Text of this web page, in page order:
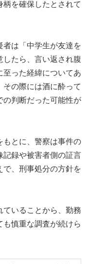
を確保したとされて
は「中学生が友達を
したら、言い返され腹
至った経緯についてあ
その際には酒に酔って
の判断だった可能性が
もとに、警察は事件の
記録や被害者側の証言
で、刑事処分の方針を
いることから、勤務
慎重な調査が続けら